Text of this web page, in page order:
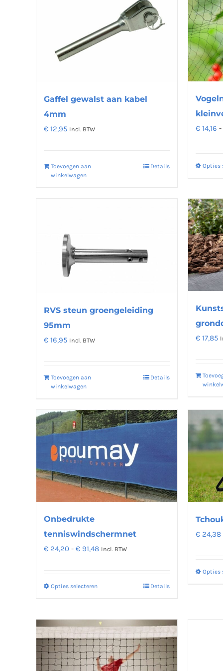
variaties.
Deze
optie
op
Gaffel gewalst aan kabel
4mm
€ 12,95 Incl. BTW
Toevoegen aan
winkelwagen
Details
€ 14,16 -
Opties
RVS steun groengeleiding
95mm
€ 16,95 Incl. BTW
Toevoegen aan
winkelwagen
Details
€ 17,85
Onbedrukte
tenniswindschermnet
€ 24,20 - € 91,48Prijsklasse:
Incl. BTW
Opties selecterenDit
meerdere
variaties.
Deze
Details
€ 24,38
Opties